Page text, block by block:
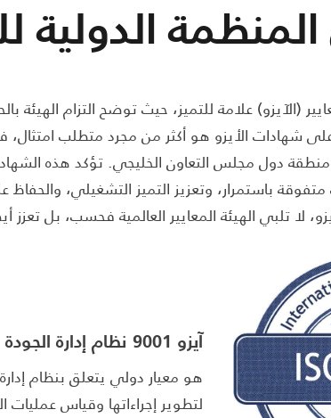
الدولية
(الآيزو) علامة للتميز، حيث توضح التزام الهيئة
على شهادات الأيزو هو أكثر من مجرد متطلب
دول مجلس التعاون الخليجي. تؤكد هذه الشهادات
باستمرار، وتعزيز التميز التشغيلي،
لا تلبي الهيئة المعايير العالمية فحسب، بل تعزز
آيزو 9001 نظام إدارة الجودة
هو معيار دولي يتعلق بنظام
لتطوير إجراءاتها وقياس